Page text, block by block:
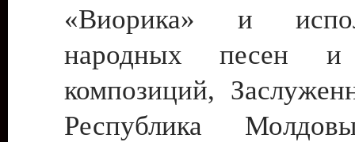
«Виорика» и
народных песен и
композиций,
Республика